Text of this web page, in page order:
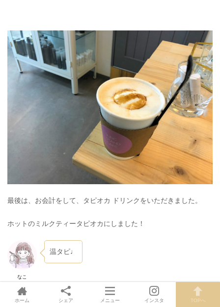
最後は、お会計をして、タピオカ ドリンクをいただきました。
ホットのミルクティータピオカにしました！
なこ
温タピ♩
ホーム シェア メニュー インスタ TOPへ